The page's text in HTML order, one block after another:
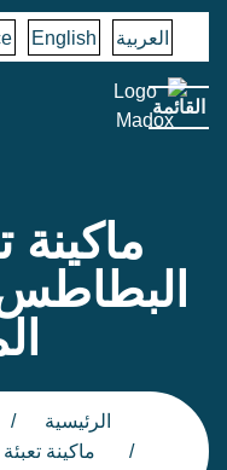
العربية English
القائمة
ماكينة
الرئيسية
ماكينة